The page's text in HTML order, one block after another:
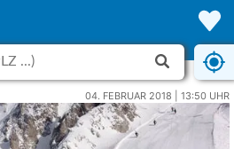
04. FEBRUAR 2018 | 13:50 UHR